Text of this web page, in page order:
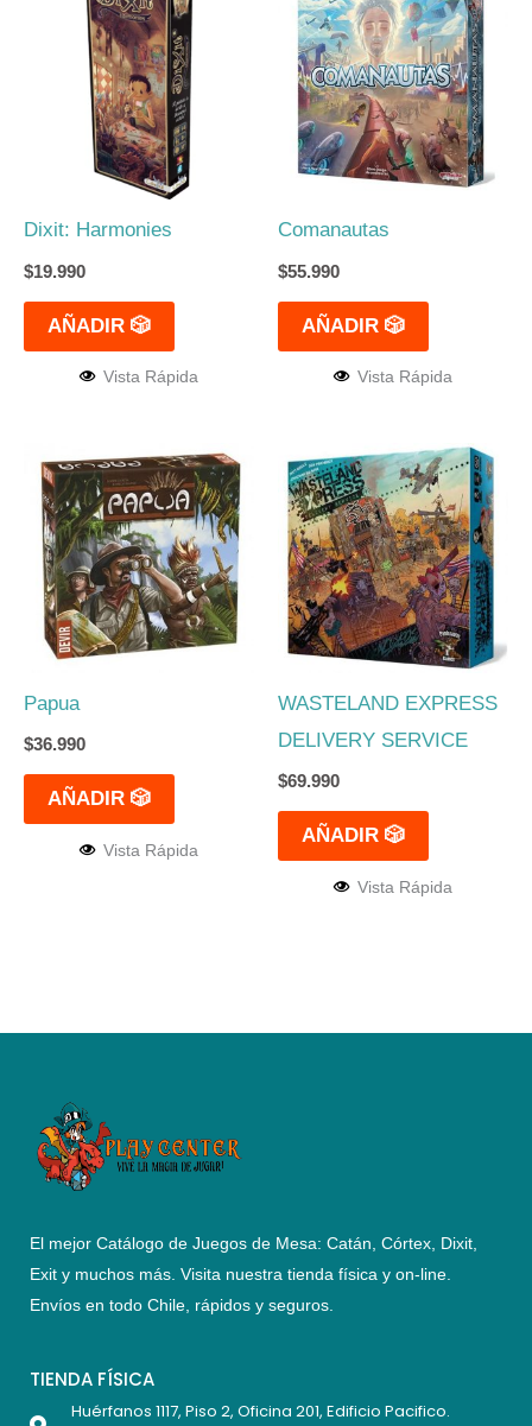
Dixit: Harmonies
$19.990
AÑADIR 🎲
Vista Rápida
Comanautas
$55.990
AÑADIR 🎲
Vista Rápida
Papua
$36.990
AÑADIR 🎲
Vista Rápida
WASTELAND EXPRESS
DELIVERY SERVICE
$69.990
AÑADIR 🎲
Vista Rápida
El mejor Catálogo de Juegos de Mesa: Catán, Córtex, Dixit,
Exit y muchos más. Visita nuestra tienda física y on-line.
Envíos en todo Chile, rápidos y seguros
TIENDA FÍSICA
Huérfanos 1117, Piso 2, Oficina 201, Edificio Pacifico.